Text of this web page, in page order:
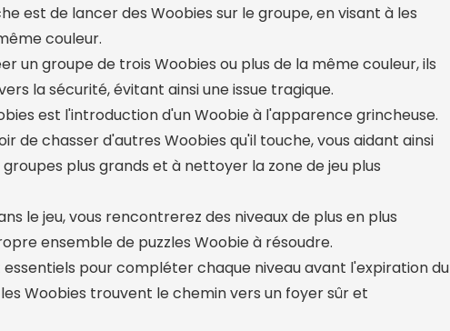
est de lancer des Woobies sur le groupe, en visant à les
couleur.
un groupe de trois Woobies ou plus de la même couleur, ils
la sécurité, évitant ainsi une issue tragique.
est l'introduction d'un Woobie à l'apparence grincheuse.
de chasser d'autres Woobies qu'il touche, vous aidant ainsi
plus grands et à nettoyer la zone de jeu plus
le jeu, vous rencontrerez des niveaux de plus en plus
ensemble de puzzles Woobie à résoudre.
pour compléter chaque niveau avant l'expiration du
Woobies trouvent le chemin vers un foyer sûr et